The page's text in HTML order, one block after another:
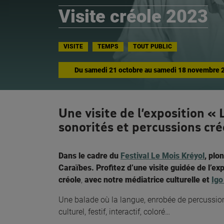
Visite créole 2023
VISITE TEMPS TOUT PUBLIC
Dusamedi 21 octobreausamedi 18 novembre
Une visite de l’exposition «
sonorités et percussions
Dans le cadre du Festival Le Mois Kréyol,
Caraïbes. Profitez d’une visite guidée de
créole, avec notre médiatrice culturelle et
Une balade où la langue, enrobée de
culturel, festif, interactif, coloré…